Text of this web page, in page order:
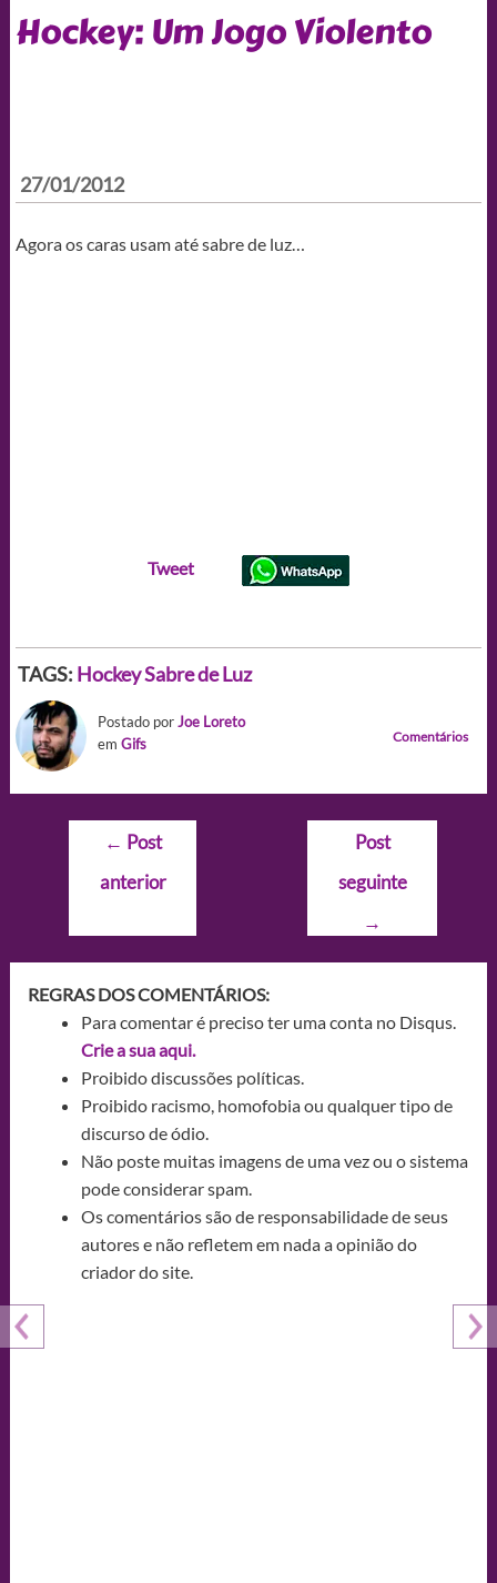
Hockey: Um Jogo Violento
27/01/2012
Agora os caras usam até sabre de luz…
Tweet
TAGS: HockeySabre de Luz
Postado porJoe Loreto
em Gifs Comentários
Navegação
Post
← Post
anterior
Post
seguinte
→
REGRAS DOS COMENTÁRIOS:
Para comentar é preciso ter uma conta no Disqus.
Crie a sua aqui.
Proibido discussões políticas.
Proibido racismo, homofobia ou qualquer tipo de
discurso de ódio.
Não poste muitas imagens de uma vez ou o sistema
pode considerar spam.
Os comentários são de responsabilidade de seus
autores e não refletem em nada a opinião do
criador do site.